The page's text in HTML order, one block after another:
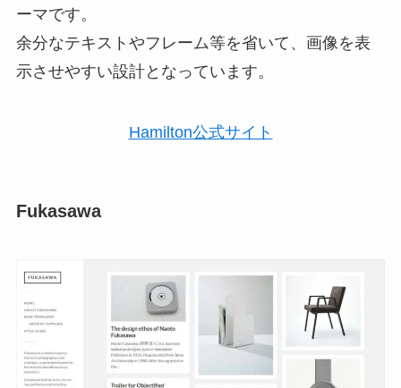
ーマです。
余分なテキストやフレーム等を省いて、画像を表
示させやすい設計となっています。
Hamilton公式サイト
Fukasawa